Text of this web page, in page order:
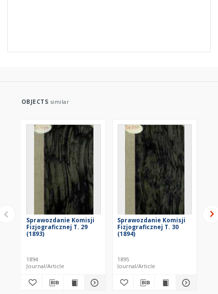
OBJECTS similar
Sprawozdanie Komisji
Fizjograficznej T. 29
(1893)
1894
Journal/Article
Sprawozdanie Komisji
Fizjograficznej T. 30
(1894)
1895
Journal/Article